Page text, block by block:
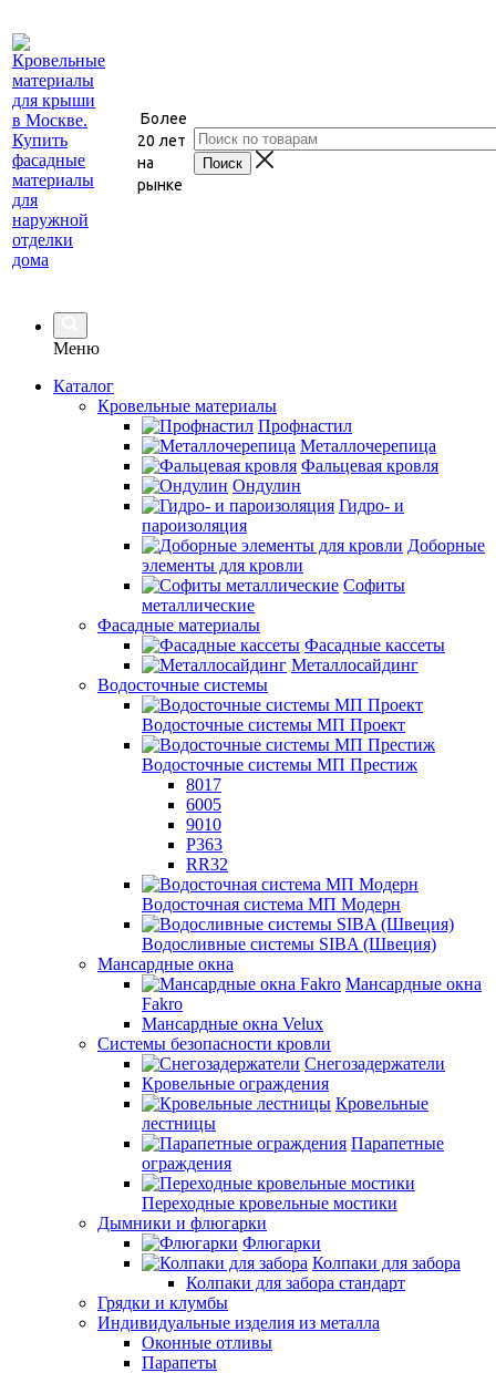
Более
20 лет
на
рынке
Меню
Каталог
Кровельные материалы
Профнастил
Металлочерепица
Фальцевая кровля
Ондулин
Гидро- и
пароизоляция
Доборные
элементы для кровли
Софиты
металлические
Фасадные материалы
Фасадные кассеты
Металлосайдинг
Водосточные системы
Водосточные системы МП Проект
Водосточные системы МП Престиж
8017
6005
9010
P363
RR32
Водосточная система МП Модерн
Водосливные системы SIBA (Швеция)
Мансардные окна
Мансардные окна
Fakro
Мансардные окна Velux
Системы безопасности кровли
Снегозадержатели
Кровельные ограждения
Кровельные
лестницы
Парапетные
ограждения
Переходные кровельные мостики
Дымники и флюгарки
Флюгарки
Колпаки для забора
Колпаки для забора стандарт
Грядки и клумбы
Индивидуальные изделия из металла
Оконные отливы
Парапеты